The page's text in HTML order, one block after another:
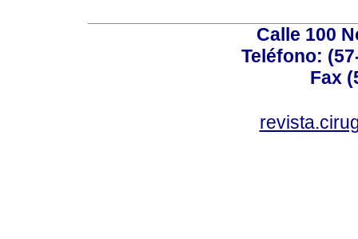
Calle 100
Teléfono:
Fax